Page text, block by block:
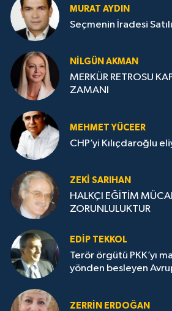
MURAT AYDIN
Seçmenin İradesi
NILGÜN AKMAN
MERKÜR RETROSU
ZAMANI
MEHMET YÜCEER
CHP’yi Kılıçdaroğlu
ZEKI SARIHAN
HALKÇI EĞİTİM
ZORUNLULUKTUR
EDIP TEKKOL
Terör örgütü PKK’yı
yönden besleyen
ZERRIN ERDOĞAN